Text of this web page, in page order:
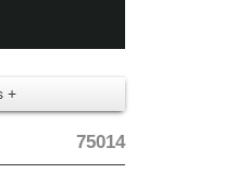
+
75014